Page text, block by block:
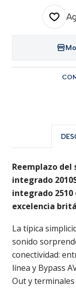
Reemplazo
integrado
integrado
excelencia
La típica
sonido
conectividad:
línea y Bypass
Out y